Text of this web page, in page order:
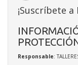
¡Suscríbete
Responsable: